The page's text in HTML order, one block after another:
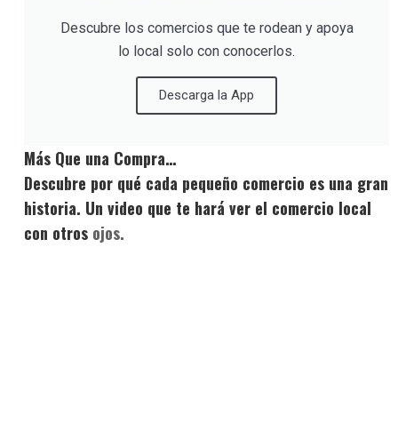
Descubre los comercios que te rodean y apoya
lo local solo con conocerlos.
Descarga la App
Más Que una Compra…
Descubre por qué cada pequeño comercio es una gran
historia. Un video que te hará ver el comercio local
con otros ojos.